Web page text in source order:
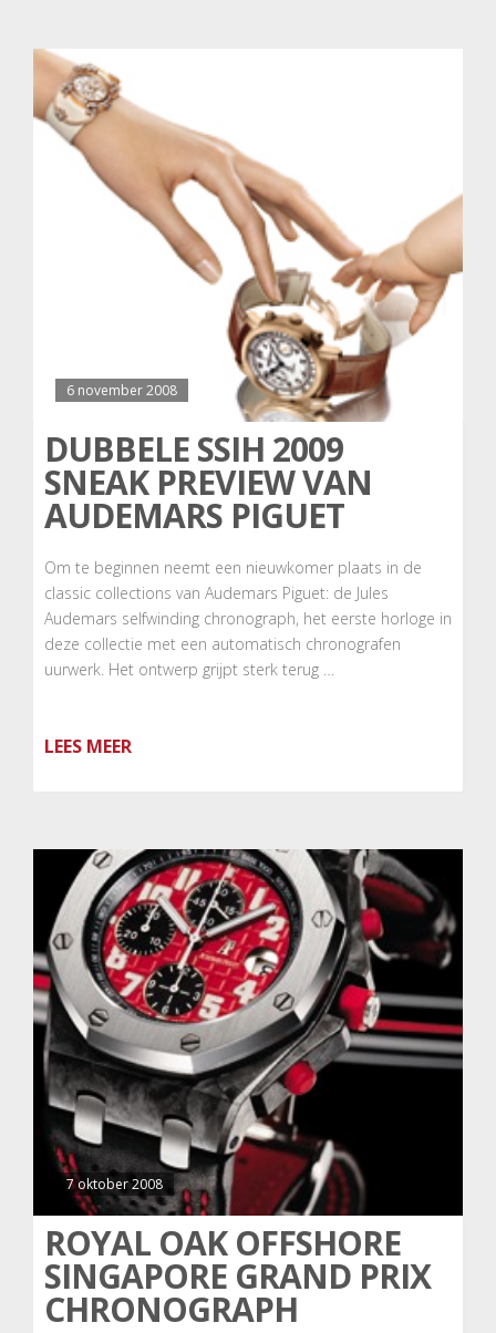
6 november 2008
DUBBELE SSIH 2009
SNEAK PREVIEW VAN
AUDEMARS PIGUET
Om te beginnen neemt een nieuwkomer plaats in de
classic collections van Audemars Piguet: de Jules
Audemars selfwinding chronograph, het eerste horloge in
deze collectie met een automatisch chronografen
uurwerk. Het ontwerp grijpt sterk terug …
LEES MEER
7 oktober 2008
ROYAL OAK OFFSHORE
SINGAPORE GRAND PRIX
CHRONOGRAPH